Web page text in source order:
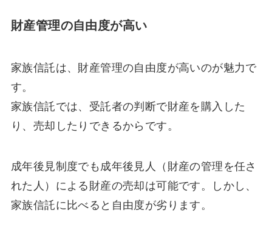
財産管理の自由度が高い
家族信託は、財産管理の自由度が高いのが魅力で
す。
家族信託では、受託者の判断で財産を購入した
り、売却したりできるからです。
成年後見制度でも成年後見人（財産の管理を任さ
れた人）による財産の売却は可能です。しかし、
家族信託に比べると自由度が劣ります。